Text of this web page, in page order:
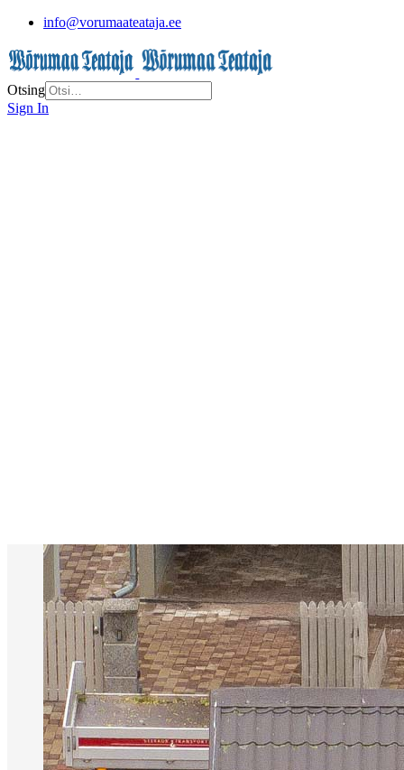
info@vorumaateataja.ee
Otsing
Sign In